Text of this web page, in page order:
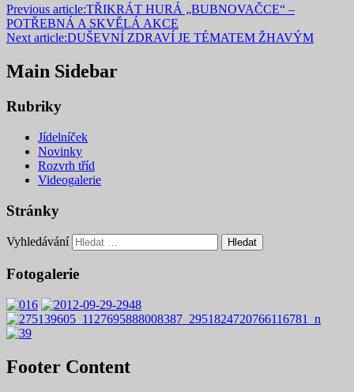
Previous article:TŘIKRÁT HURÁ „BUBNOVAČCE“ –
POTŘEBNÁ A SKVĚLÁ AKCE
Next article:DUŠEVNÍ ZDRAVÍ JE TÉMATEM ŽHAVÝM
Main Sidebar
Rubriky
Jídelníček
Novinky
Rozvrh tříd
Videogalerie
Stránky
Vyhledávání
Fotogalerie
Footer Content